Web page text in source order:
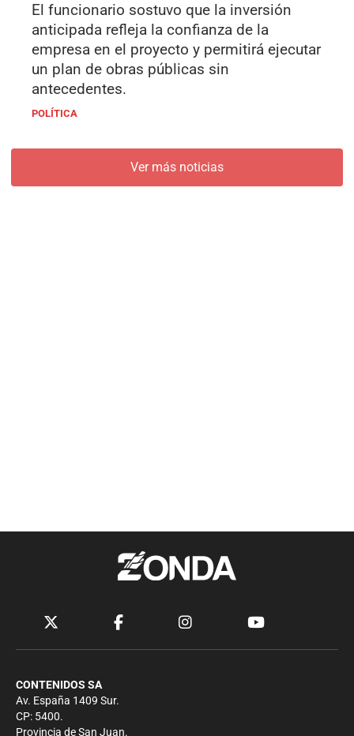
El funcionario sostuvo que la inversión
anticipada refleja la confianza de la
empresa en el proyecto y permitirá ejecutar
un plan de obras públicas sin
antecedentes.
POLÍTICA
Ver más noticias
CONTENIDOS SA
Av. España 1409 Sur.
CP: 5400.
Provincia de San Juan.